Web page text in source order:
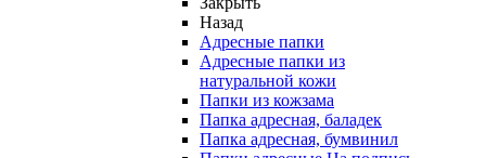
Назад
Адресные папки
Адресные папки из
натуральной кожи
Папки из кожзама
Папка адресная, баладек
Папка адресная, бумвинил